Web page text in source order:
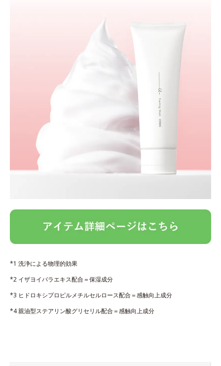
*1 洗浄による物理的効果
*2 イザヨイバラエキス配合＝保湿成分
*3 ヒドロキシプロピルメチルセルロース配合＝感触向上成分
*4 親油型ステアリン酸グリセリル配合＝感触向上成分